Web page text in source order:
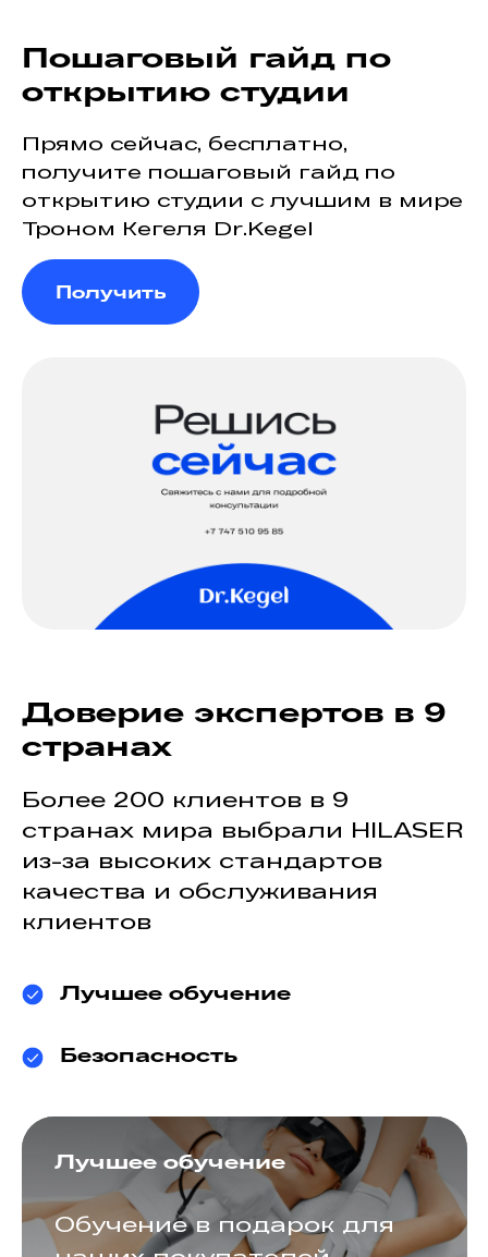
Пошаговый гайд по
открытию студии
Прямо сейчас, бесплатно,
получите пошаговый гайд по
открытию студии с лучшим в мире
Троном Кегеля Dr.Kegel
Получить
Доверие экспертов в 9
странах
Более 200 клиентов в 9
странах мира выбрали HILASER
из-за высоких стандартов
качества и обслуживания
клиентов
Лучшее обучение
Безопасность
Лучшее обучение
Обучение в подарок для